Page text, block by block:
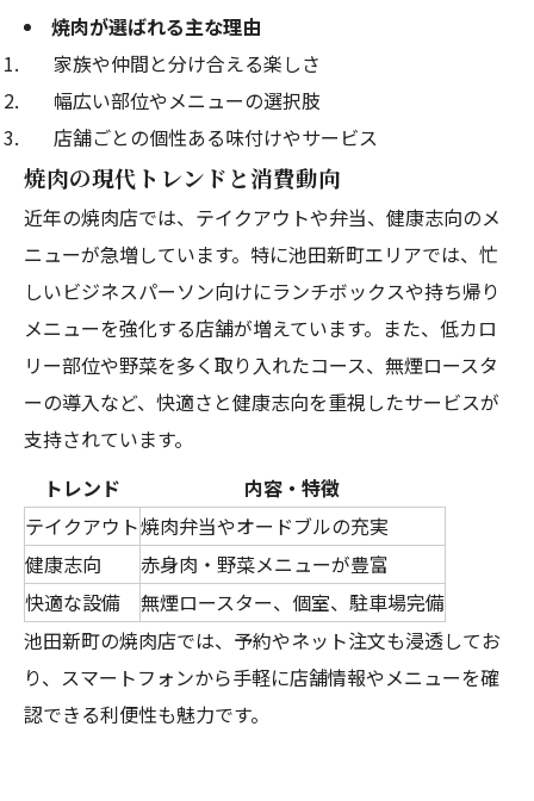
焼肉が選ばれる主な理由
家族や仲間と分け合える楽しさ
幅広い部位やメニューの選択肢
店舗ごとの個性ある味付けやサービス
焼肉の現代トレンドと消費動向
近年の焼肉店では、テイクアウトや弁当、健康志向のメ
ニューが急増しています。特に池田新町エリアでは、忙
しいビジネスパーソン向けにランチボックスや持ち帰り
メニューを強化する店舗が増えています。また、低カロ
リー部位や野菜を多く取り入れたコース、無煙ロースタ
ーの導入など、快適さと健康志向を重視したサービスが
支持されています。
トレンド
内容・特徴
テイクアウト焼肉弁当やオードブルの充実
健康志向
赤身肉・野菜メニューが豊富
快適な設備
無煙ロースター、個室、駐車場完備
池田新町の焼肉店では、予約やネット注文も浸透してお
り、スマートフォンから手軽に店舗情報やメニューを確
認できる利便性も魅力です。